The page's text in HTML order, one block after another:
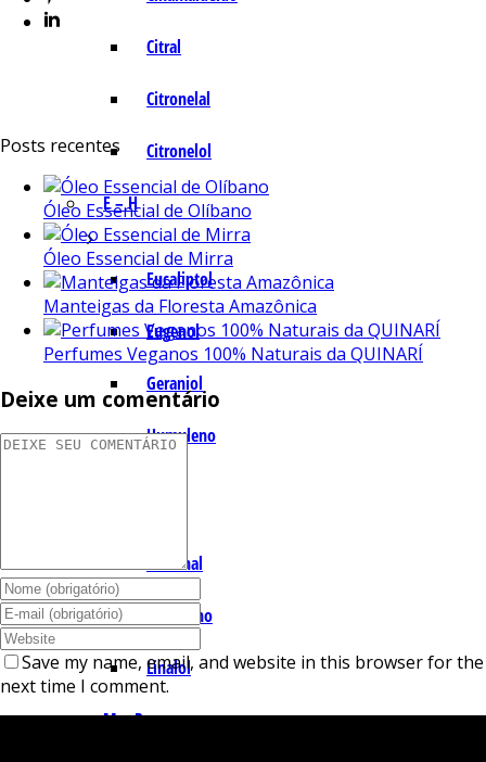
Citral
Citronelal
Citronelol
E – H
Eucaliptol
Eugenol
Geraniol
Humuleno
Lemonal
Limoneno
Linalol
M – P
Posts recentes
Óleo Essencial de Olíbano
Óleo Essencial de Mirra
Manteigas da Floresta Amazônica
Perfumes Veganos 100% Naturais da QUINARÍ
Deixe um comentário
Save my name, email, and website in this browser for the
next time I comment.